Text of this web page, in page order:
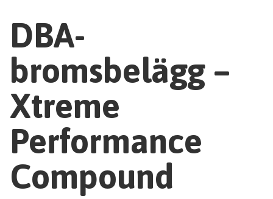
DBA-
bromsbelägg –
Xtreme
Performance
Compound